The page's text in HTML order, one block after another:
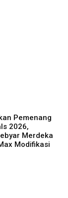
Pemenang
2026,
Merdeka
Modifikasi